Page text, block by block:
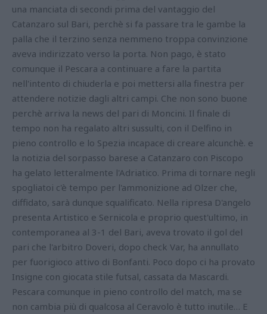
una manciata di secondi prima del vantaggio del
Catanzaro sul Bari, perchè si fa passare tra le gambe la
palla che il terzino senza nemmeno troppa convinzione
aveva indirizzato verso la porta. Non pago, è stato
comunque il Pescara a continuare a fare la partita
nell'intento di chiuderla e poi mettersi alla finestra per
attendere notizie dagli altri campi. Che non sono buone
perchè arriva la news del pari di Moncini. Il finale di
tempo non ha regalato altri sussulti, con il Delfino in
pieno controllo e lo Spezia incapace di creare alcunchè. e
la notizia del sorpasso barese a Catanzaro con Piscopo
ha gelato letteralmente l'Adriatico. Prima di tornare negli
spogliatoi c'è tempo per l'ammonizione ad Olzer che,
diffidato, sarà dunque squalificato. Nella ripresa D'angelo
presenta Artistico e Sernicola e proprio quest'ultimo, in
contemporanea al 3-1 del Bari, aveva trovato il gol del
pari che l'arbitro Doveri, dopo check Var, ha annullato
per fuorigioco attivo di Bonfanti. Poco dopo ci ha provato
Insigne con giocata stile futsal, cassata da Mascardi.
Pescara comunque in pieno controllo del match, ma se
non cambia più di qualcosa al Ceravolo è tutto inutile… E